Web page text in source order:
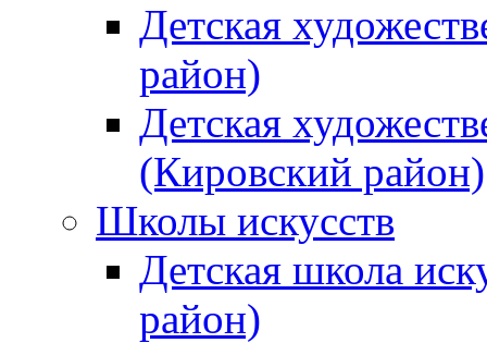
Детская
район)
Детская
(Кировский район)
Школы искусств
Детская школа
район)